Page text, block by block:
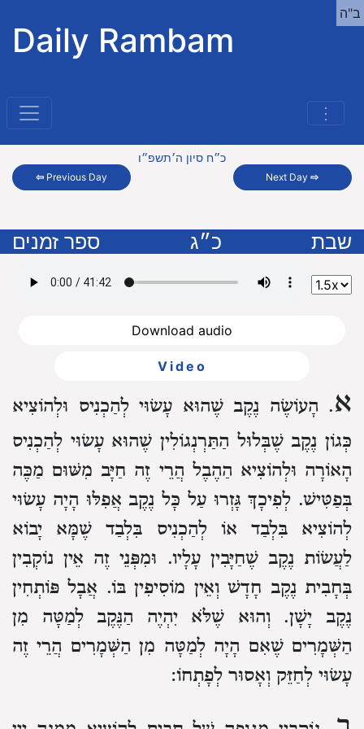
Daily Rambam
⋮
ב"ה
⇦ Previous Day
כ״ח סיון ה׳תשפ״ו
Next Day⇨
שבת כ״ג ספר זמנים
Download audio
Video
א. הָעוֹשֶׂה נֶקֶב שֶׁהוּא עָשׂוּי לְהַכְנִיס וּלְהוֹצִיא
כְּגוֹן נֶקֶב שֶׁבְּלוּל הַתַּרְנְגוֹלִין שֶׁהוּא עָשׂוּי לְהַכְנִיס
הָאוֹרָה וּלְהוֹצִיא הַהֶבֶל הֲרֵי זֶה חַיָּב מִשּׁוּם מַכֶּה
בְּפַטִּישׁ. לְפִיכָךְ גָּזְרוּ עַל כָּל נֶקֶב אֲפִלּוּ הָיָה עָשׂוּי
לְהוֹצִיא בִּלְבַד אוֹ לְהַכְנִיס בִּלְבַד שֶׁמָּא יָבוֹא
לַעֲשׂוֹת נֶקֶב שֶׁחַיָּבִין עָלָיו. וּמִפְּנֵי זֶה אֵין נוֹקְבִין
בְּחָבִית נֶקֶב חָדָשׁ וְאֵין מוֹסִיפִין בּוֹ. אֲבָל פּוֹתְחִין
נֶקֶב יָשָׁן. וְהוּא שֶׁלֹּא יִהְיֶה הַנֶּקֶב לְמַטָּה מִן
הַשְּׁמָרִים שֶׁאִם הָיָה לְמַטָּה מִן הַשְּׁמָרִים הֲרֵי זֶה
עָשׂוּי לְחַזֵּק וְאָסוּר לְפָתְחוֹ: